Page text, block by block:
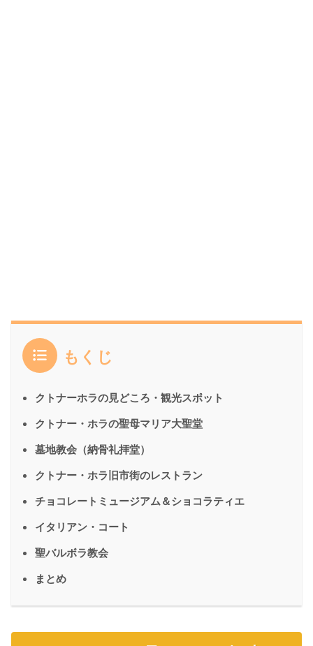
もくじ
クトナーホラの見どころ・観光スポット
クトナー・ホラの聖母マリア大聖堂
墓地教会（納骨礼拝堂）
クトナー・ホラ旧市街のレストラン
チョコレートミュージアム＆ショコラティエ
イタリアン・コート
聖バルボラ教会
まとめ